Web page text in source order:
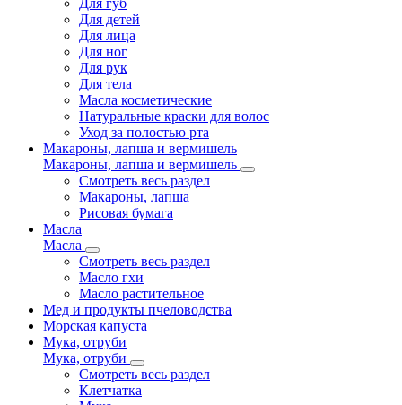
Для губ
Для детей
Для лица
Для ног
Для рук
Для тела
Масла косметические
Натуральные краски для волос
Уход за полостью рта
Макароны, лапша и вермишель
Макароны, лапша и вермишель
Смотреть весь раздел
Макароны, лапша
Рисовая бумага
Масла
Масла
Смотреть весь раздел
Масло гхи
Масло растительное
Мед и продукты пчеловодства
Морская капуста
Мука, отруби
Мука, отруби
Смотреть весь раздел
Клетчатка